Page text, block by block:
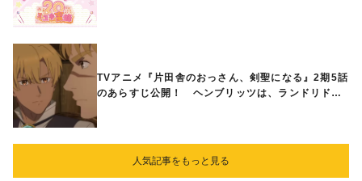
TVアニメ『片田舎のおっさん、剣聖になる』2期5話
のあらすじ公開！ ヘンブリッツは、ランドリドに
人気記事をもっと見る